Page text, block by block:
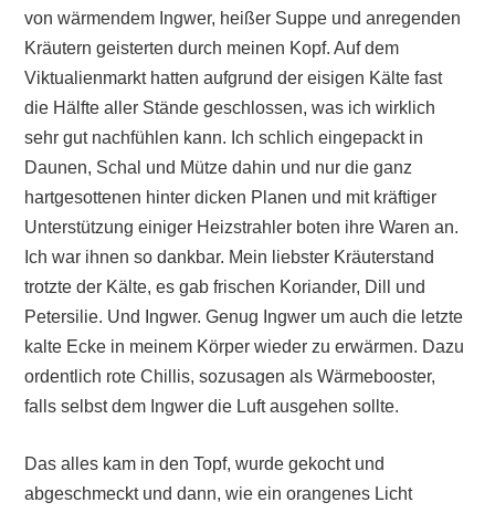
von wärmendem Ingwer, heißer Suppe und anregenden
Kräutern geisterten durch meinen Kopf. Auf dem
Viktualienmarkt hatten aufgrund der eisigen Kälte fast
die Hälfte aller Stände geschlossen, was ich wirklich
sehr gut nachfühlen kann. Ich schlich eingepackt in
Daunen, Schal und Mütze dahin und nur die ganz
hartgesottenen hinter dicken Planen und mit kräftiger
Unterstützung einiger Heizstrahler boten ihre Waren an.
Ich war ihnen so dankbar. Mein liebster Kräuterstand
trotzte der Kälte, es gab frischen Koriander, Dill und
Petersilie. Und Ingwer. Genug Ingwer um auch die letzte
kalte Ecke in meinem Körper wieder zu erwärmen. Dazu
ordentlich rote Chillis, sozusagen als Wärmebooster,
falls selbst dem Ingwer die Luft ausgehen sollte.
Das alles kam in den Topf, wurde gekocht und
abgeschmeckt und dann, wie ein orangenes Licht